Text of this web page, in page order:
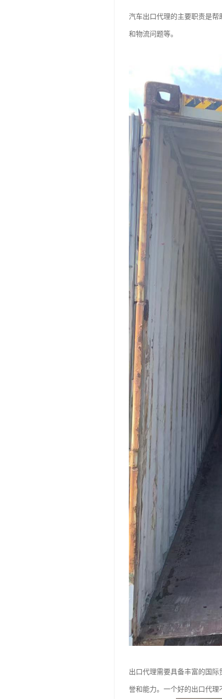
汽车出口代理的主要职责是
和物流问题等。
出口代理需要具备丰富的国
誉和能力。一个好的出口代